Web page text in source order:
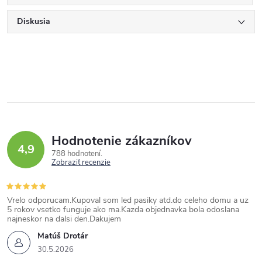
Diskusia
4,9 Hodnotenie zákazníkov
788 hodnotení
Zobraziť recenzie
Matúš Drotár
30.5.2026
Vrelo odporucam.Kupoval som led pasiky atd.do celeho domu a uz
5 rokov vsetko funguje ako ma.Kazda objednavka bola odoslana
najneskor na dalsi den.Dakujem